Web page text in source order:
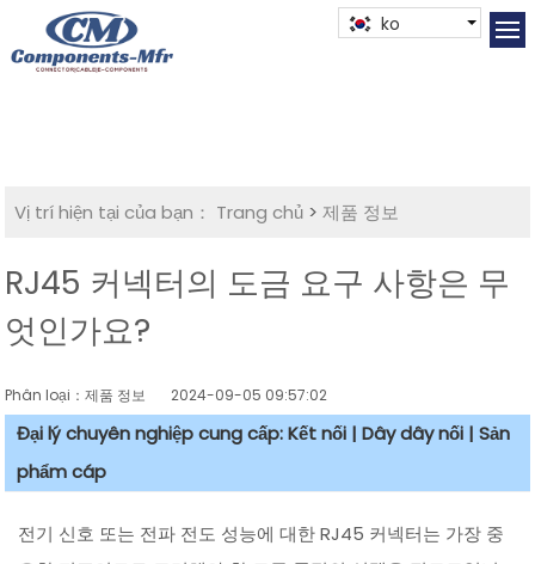
ko
Vị trí hiện tại của bạn： Trang chủ >제품 정보
RJ45 커넥터의 도금 요구 사항은 무
엇인가요?
Phân loại：제품 정보 2024-09-05 09:57:02
Đại lý chuyên nghiệp cung cấp: Kết nối | Dây dây nối | Sản
phẩm cáp
전기 신호 또는 전파 전도 성능에 대한 RJ45 커넥터는 가장 중